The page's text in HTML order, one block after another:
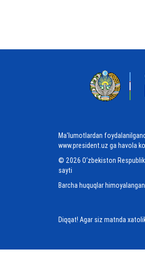
Ma'lumotlardan
www.president.uz ga havola
© 2026 O‘zbekiston
sayti
Barcha huquqlar himoyalangan
Diqqat! Agar siz matnda